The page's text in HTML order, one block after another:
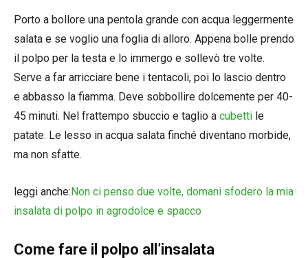
Porto a bollore una pentola grande con acqua leggermente
salata e se voglio una foglia di alloro. Appena bolle prendo
il polpo per la testa e lo immergo e sollevò tre volte.
Serve a far arricciare bene i tentacoli, poi lo lascio dentro
e abbasso la fiamma. Deve sobbollire dolcemente per 40-
45 minuti. Nel frattempo sbuccio e taglio a cubetti le
patate. Le lesso in acqua salata finché diventano morbide,
ma non sfatte.
leggi anche:Non ci penso due volte, domani sfodero la mia
insalata di polpo in agrodolce e spacco
Come fare il polpo all’insalata